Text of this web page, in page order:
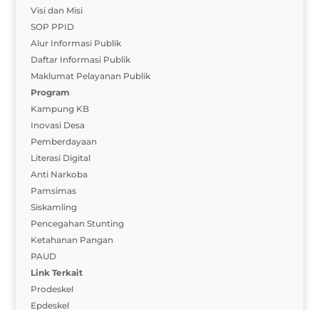
Visi dan Misi
SOP PPID
Alur Informasi Publik
Daftar Informasi Publik
Maklumat Pelayanan Publik
Program
Kampung KB
Inovasi Desa
Pemberdayaan
Literasi Digital
Anti Narkoba
Pamsimas
Siskamling
Pencegahan Stunting
Ketahanan Pangan
PAUD
Link Terkait
Prodeskel
Epdeskel